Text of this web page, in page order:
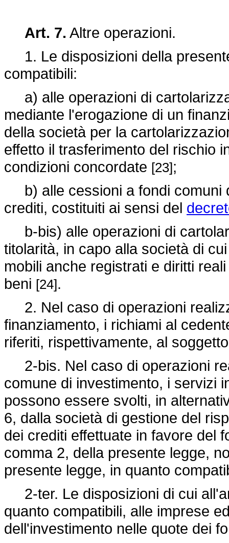
Art. 7. Altre operazioni.
1. Le disposizioni della
compatibili:
a) alle operazioni di
mediante l'erogazione di un
della società per la
effetto il trasferimento del rischio
condizioni concordate [23];
b) alle cessioni a fondi comuni
crediti, costituiti ai sensi del
b-bis) alle operazioni di
titolarità, in capo alla società di
mobili anche registrati e diritti
beni [24].
2. Nel caso di operazioni
finanziamento, i richiami al
riferiti, rispettivamente, al
2-bis. Nel caso di operazioni
comune di investimento, i servizi
possono essere svolti, in
6, dalla società di gestione del
dei crediti effettuate in favore del
comma 2, della presente legge,
presente legge, in quanto
2-ter. Le disposizioni di cui
quanto compatibili, alle imprese
dell'investimento nelle quote dei